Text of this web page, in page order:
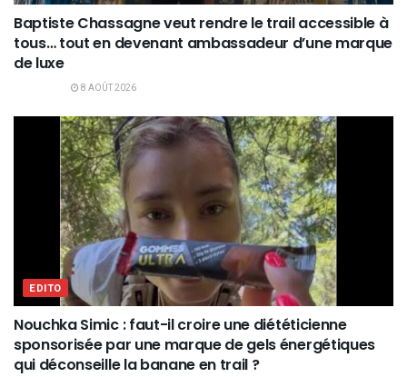
Baptiste Chassagne veut rendre le trail accessible à
tous… tout en devenant ambassadeur d’une marque
de luxe
8 AOÛT 2026
EDITO
Nouchka Simic : faut-il croire une diététicienne
sponsorisée par une marque de gels énergétiques
qui déconseille la banane en trail ?